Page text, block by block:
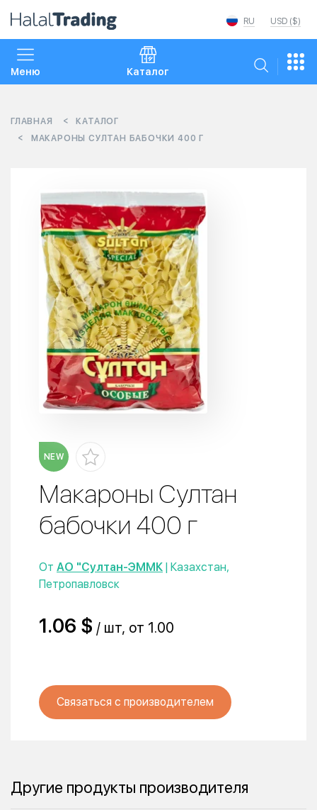
USD ($)
RU
Меню Каталог
ГЛАВНАЯ
КАТАЛОГ
МАКАРОНЫ СУЛТАН БАБОЧКИ 400 Г
NEW
Макароны Султан
бабочки 400 г
От АО "Султан-ЭММК | Казахстан,
Петропавловск
1.06 $ / шт, от 1.00
Связаться с производителем
Другие продукты производителя